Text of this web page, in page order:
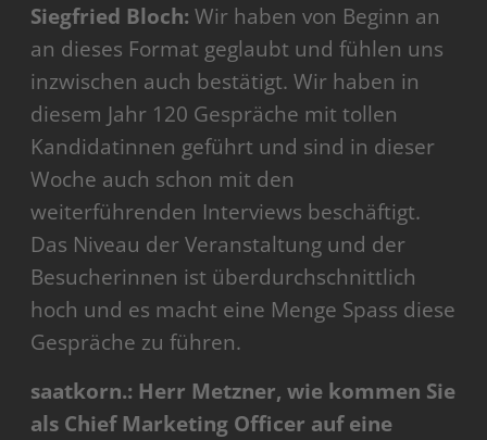
Siegfried Bloch: Wir haben von Beginn an
an dieses Format geglaubt und fühlen uns
inzwischen auch bestätigt. Wir haben in
diesem Jahr 120 Gespräche mit tollen
Kandidatinnen geführt und sind in dieser
Woche auch schon mit den
weiterführenden Interviews beschäftigt.
Das Niveau der Veranstaltung und der
Besucherinnen ist überdurchschnittlich
hoch und es macht eine Menge Spass diese
Gespräche zu führen.
saatkorn.: Herr Metzner, wie kommen Sie
als Chief Marketing Officer auf eine